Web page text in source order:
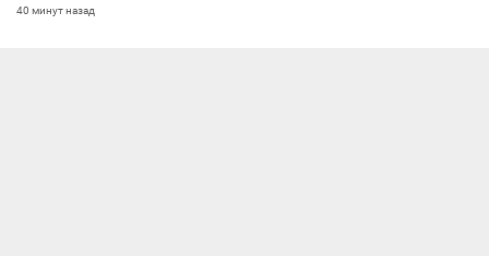
40 минут назад